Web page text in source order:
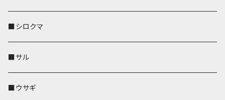
その他
財布
靴下・ミニタオル
その他
財布
その他
財布
靴下・ミニタオル
その他
ペットボトルホルダー
ペンホルダー
靴下・ミニタオル
AppleWatchバンド
財布
その他
名刺入れ・カードケース
AppleWatchバンド
財布
IDカードケース
ペットボトルホルダー
その他
AppleWatchバンド
メガネケース
財布
リール付きストラップ
リールのみ
ストラップ付
ペットボトルホルダー
キーケース
名刺入れ
財布
Apple Watchバンド
■シロクマ
■サル
■ウサギ